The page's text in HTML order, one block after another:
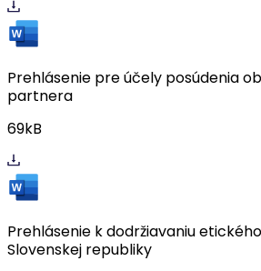
Prehlásenie pre účely posúdenia
partnera
69kB
Prehlásenie k dodržiavaniu
Slovenskej republiky